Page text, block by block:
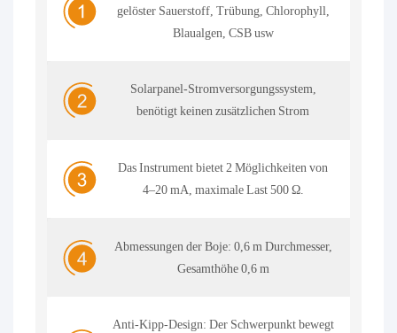
gelöster Sauerstoff, Trübung, Chlorophyll,
Blaualgen, CSB usw
Solarpanel-Stromversorgungssystem,
benötigt keinen zusätzlichen Strom
Das Instrument bietet 2 Möglichkeiten von
4–20 mA, maximale Last 500 Ω.
Abmessungen der Boje: 0,6 m Durchmesser,
Gesamthöhe 0,6 m
Anti-Kipp-Design: Der Schwerpunkt bewegt